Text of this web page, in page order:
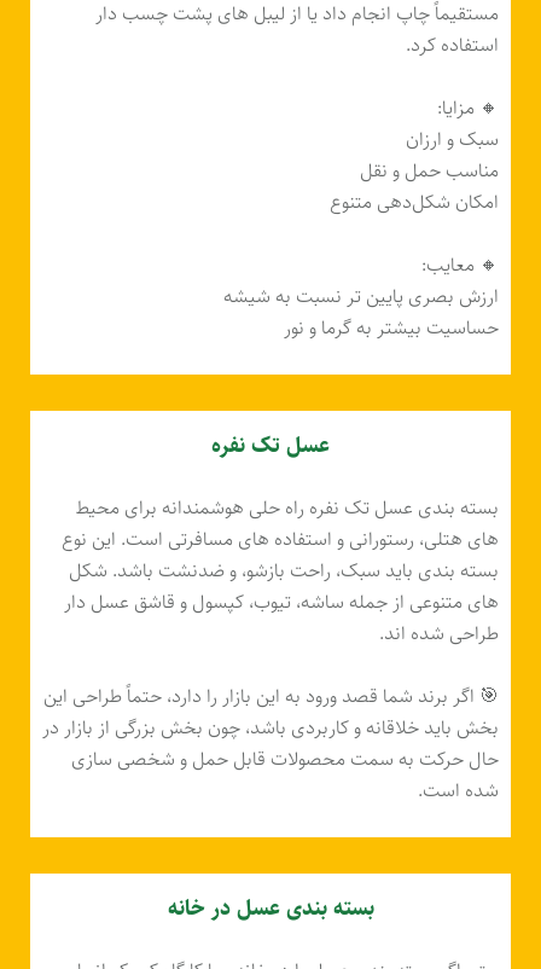
مستقیماً چاپ انجام داد یا از لیبل های پشت چسب دار
استفاده کرد.
🔸 مزایا:
سبک و ارزان
مناسب حمل و نقل
امکان شکل‌دهی متنوع
🔸 معایب:
ارزش بصری پایین تر نسبت به شیشه
حساسیت بیشتر به گرما و نور
عسل تک نفره
بسته بندی عسل تک نفره راه حلی هوشمندانه برای محیط
های هتلی، رستورانی و استفاده های مسافرتی است. این نوع
بسته‌ بندی باید سبک، راحت بازشو، و ضدنشت باشد. شکل
های متنوعی از جمله ساشه، تیوب، کپسول و قاشق عسل دار
طراحی شده اند.
🎯 اگر برند شما قصد ورود به این بازار را دارد، حتماً طراحی این
بخش باید خلاقانه و کاربردی باشد، چون بخش بزرگی از بازار در
حال حرکت به سمت محصولات قابل حمل و شخصی سازی
شده است.
بسته بندی عسل در خانه